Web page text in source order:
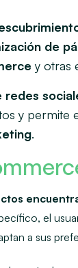
de
y otras
y
.
el
a sus